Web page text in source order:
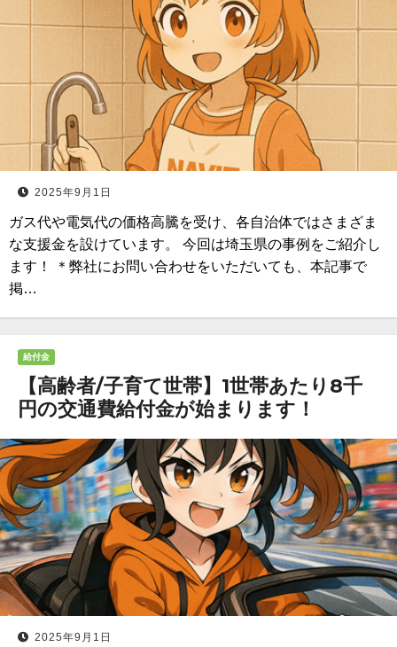
2025年9月1日
ガス代や電気代の価格高騰を受け、各自治体ではさまざま
な支援金を設けています。 今回は埼玉県の事例をご紹介し
ます！ ＊弊社にお問い合わせをいただいても、本記事で
掲…
給付金
【高齢者/子育て世帯】1世帯あたり8千
円の交通費給付金が始まります！
2025年9月1日